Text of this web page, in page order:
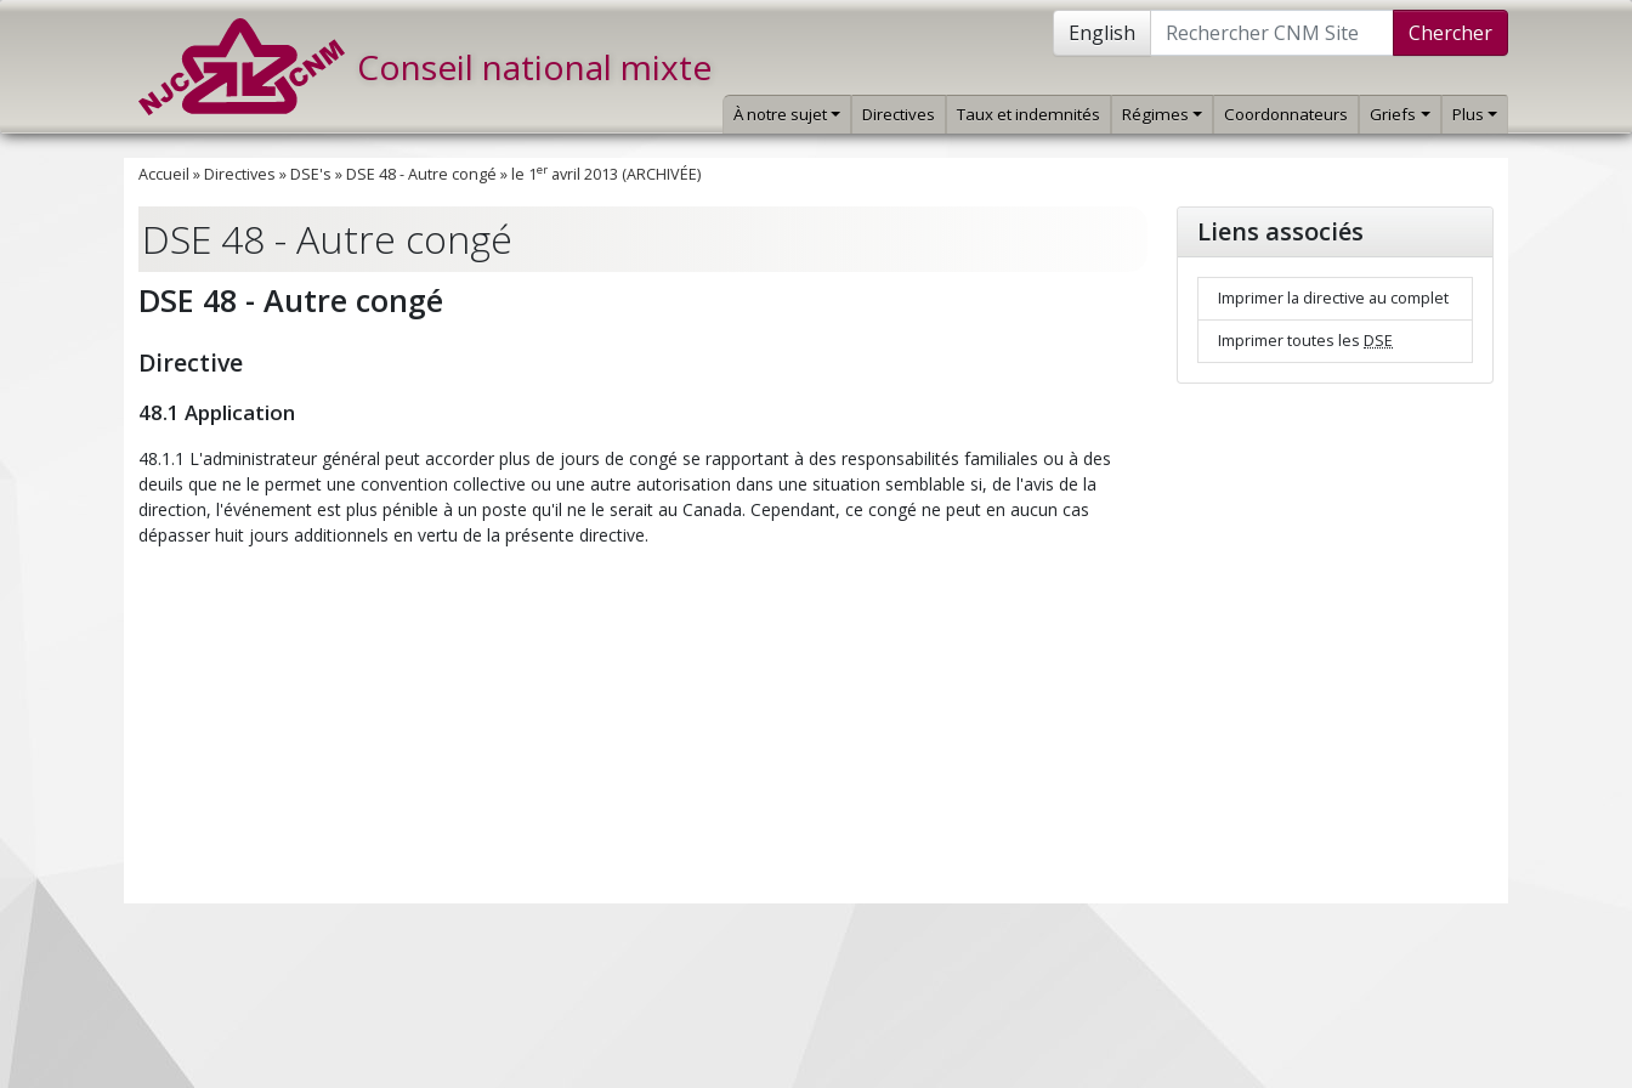
Conseil national mixte
English Chercher
À notre sujet Directives Taux et indemnités Régimes Coordonnateurs Griefs Plus
Accueil »Directives »DSE's »DSE 48 - Autre congé »le 1er avril 2013 (ARCHIVÉE)
DSE 48 - Autre congé
DSE 48 - Autre congé
Directive
48.1 Application
48.1.1 L'administrateur général peut accorder plus de jours de congé se rapportant à des responsabilités familiales ou à des
deuils que ne le permet une convention collective ou une autre autorisation dans une situation semblable si, de l'avis de la
direction, l'événement est plus pénible à un poste qu'il ne le serait au Canada. Cependant, ce congé ne peut en aucun cas
dépasser huit jours additionnels en vertu de la présente directive.
Liens associés
Imprimer la directive au complet
Imprimer toutes les DSE